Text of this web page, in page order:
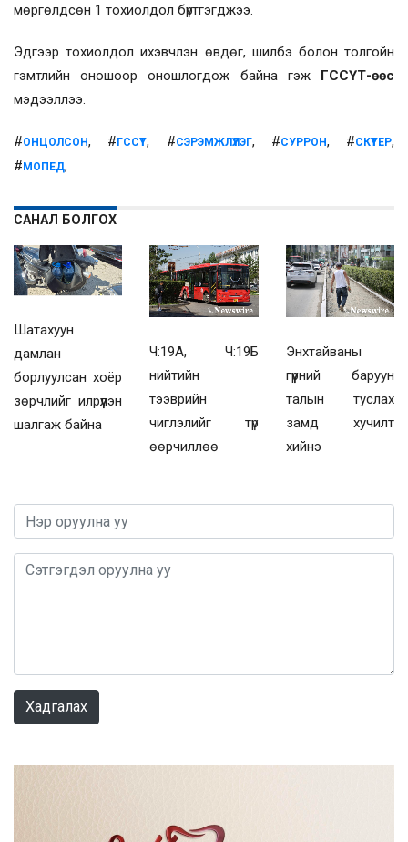
мөргөлдсөн 1 тохиолдол бүртгэгджээ.
Эдгээр тохиолдол ихэвчлэн өвдөг, шилбэ болон толгойн
гэмтлийн оношоор оношлогдож байна гэжГССҮТ-өөс
мэдээллээ.
#ОНЦОЛСОН, # ГССҮТ, #СЭРЭМЖЛҮҮЛЭГ, #СУРРОН, #СКҮҮТЕР,
# МОПЕД,
САНАЛ БОЛГОХ
Шатахуун
дамлан
борлуулсан хоёр
зөрчлийг илрүүлэн
шалгаж байна
Ч:19А, Ч:19Б
нийтийн
тээврийн
чиглэлийг түр
өөрчиллөө
Энхтайваны
гүүрний баруун
талын туслах
замд хучилт
хийнэ
Хадгалах